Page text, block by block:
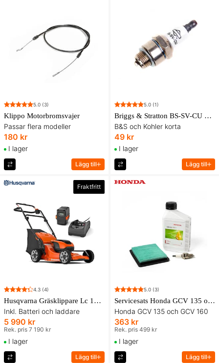
5.0 (3)
Klippo Motorbromsvajer
Passar flera modeller
180 kr
I lager
Lägg till
5.0 (1)
Briggs & Stratton BS-SV-CU 992300C Tändstift
B&S och Kohler korta
49 kr
I lager
Lägg till
Fraktfritt
4.3 (4)
Husqvarna Gräsklippare Lc 142I med batteri och laddare
Inkl. Batteri och laddare
5 990 kr
Rek. pris 7 190 kr
I lager
Lägg till
5.0 (3)
Servicesats Honda GCV 135 och 160-motor
Honda GCV 135 och GCV 160
363 kr
Rek. pris 499 kr
I lager
Lägg till